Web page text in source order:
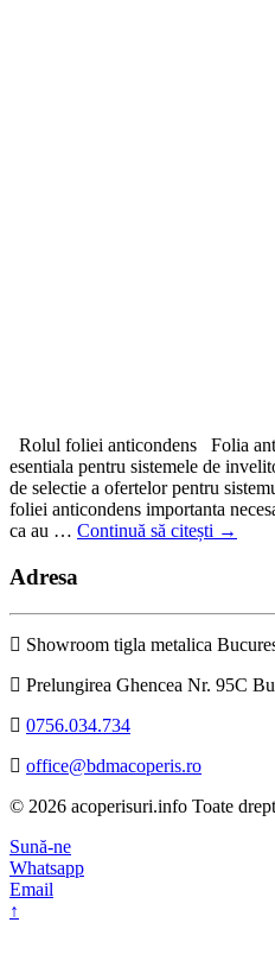
Rolul foliei anticondens Folia
esentiala pentru sistemele de
de selectie a ofertelor pentru
foliei anticondens importanta
ca au … Continuă să citești →
Adresa
Showroom tigla metalica
Prelungirea Ghencea Nr. 95C
0756.034.734
office@bdmacoperis.ro
© 2026 acoperisuri.info Toate
Sună-ne
Whatsapp
Email
↑